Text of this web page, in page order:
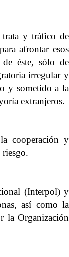
y tráfico de
afrontar esos
éste, sólo de
irregular y
y sometido a la
extranjeros.
cooperación y
riesgo.
(Interpol) y
así como la
la Organización